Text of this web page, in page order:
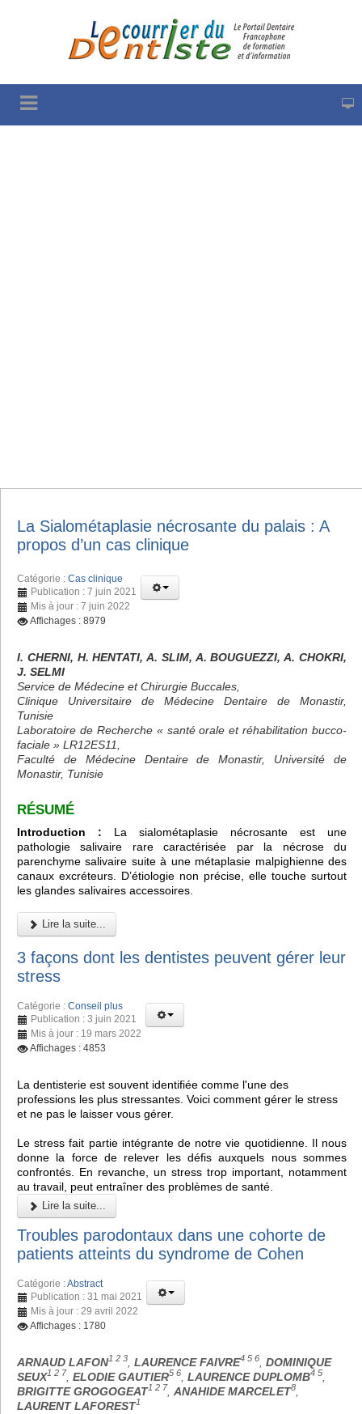
La Sialométaplasie nécrosante du palais : A
propos d’un cas clinique
Catégorie : Cas clinique
Publication : 7 juin 2021
Mis à jour : 7 juin 2022
Affichages : 8979
I. CHERNI, H. HENTATI, A. SLIM, A. BOUGUEZZI, A. CHOKRI,
J. SELMI
Service de Médecine et Chirurgie Buccales,
Clinique Universitaire de Médecine Dentaire de Monastir,
Tunisie
Laboratoire de Recherche « santé orale et réhabilitation bucco-
faciale » LR12ES11,
Faculté de Médecine Dentaire de Monastir, Université de
Monastir, Tunisie
RÉSUMÉ
Introduction : La sialométaplasie nécrosante est une
pathologie salivaire rare caractérisée par la nécrose du
parenchyme salivaire suite à une métaplasie malpighienne des
canaux excréteurs. D’étiologie non précise, elle touche surtout
les glandes salivaires accessoires.
Lire la suite...
3 façons dont les dentistes peuvent gérer leur
stress
Catégorie : Conseil plus
Publication : 3 juin 2021
Mis à jour : 19 mars 2022
Affichages : 4853
La dentisterie est souvent identifiée comme l'une des
professions les plus stressantes. Voici comment gérer le stress
et ne pas le laisser vous gérer.
Le stress fait partie intégrante de notre vie quotidienne. Il nous
donne la force de relever les défis auxquels nous sommes
confrontés. En revanche, un stress trop important, notamment
au travail, peut entraîner des problèmes de santé.
Lire la suite...
Troubles parodontaux dans une cohorte de
patients atteints du syndrome de Cohen
Catégorie :Abstract
Publication : 31 mai 2021
Mis à jour : 29 avril 2022
Affichages : 1780
ARNAUD LAFON1 2 3 LAURENCE FAIVRE4 5 6
DOMINIQUE
SEUX1 2 7 ELODIE GAUTIER5 6 LAURENCE DUPLOMB4 5
BRIGITTE GROGOGEAT1 2 7 ANAHIDE MARCELET8
LAURENT LAFOREST1